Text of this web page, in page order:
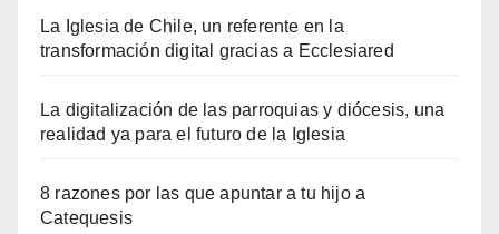
La Iglesia de Chile, un referente en la
transformación digital gracias a Ecclesiared
La digitalización de las parroquias y diócesis, una
realidad ya para el futuro de la Iglesia
8 razones por las que apuntar a tu hijo a
Catequesis